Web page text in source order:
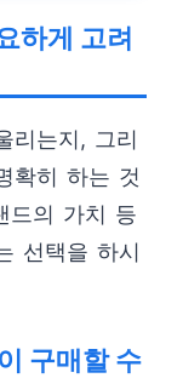
하게 고려
리는지, 그리
확히 하는 것
드의 가치 등
선택을 하시
구매할 수